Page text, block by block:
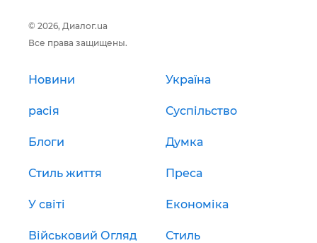
© 2026, Диалог.ua
Все права защищены.
Новини Україна
расія Суспільство
Блоги Думка
Стиль життя Преса
У світі Економіка
Військовий Огляд Стиль